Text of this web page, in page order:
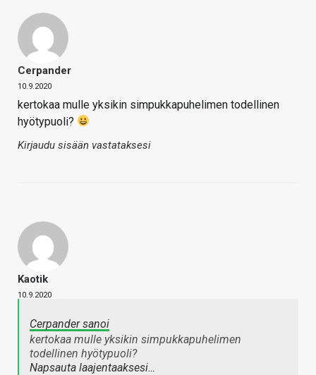
Cerpander
10.9.2020
kertokaa mulle yksikin simpukkapuhelimen todellinen
hyötypuoli?
Kirjaudu sisään vastataksesi
Kaotik
10.9.2020
Cerpander sanoi
kertokaa mulle yksikin simpukkapuhelimen
todellinen hyötypuoli?
Napsauta laajentaaksesi…